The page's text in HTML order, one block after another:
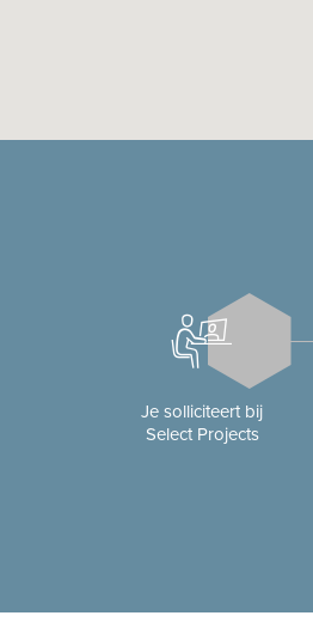
Je solliciteert bij
Select Projects